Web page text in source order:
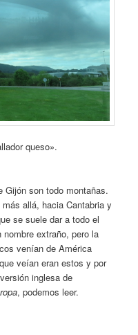
queso».
Gijón son todo montañas.
allá, hacia Cantabria y
se suele dar a todo el
extraño, pero la
venían de América
veían eran estos y por
inglesa de
, podemos leer.